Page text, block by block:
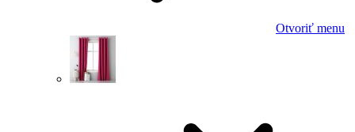
Otvoriť menu